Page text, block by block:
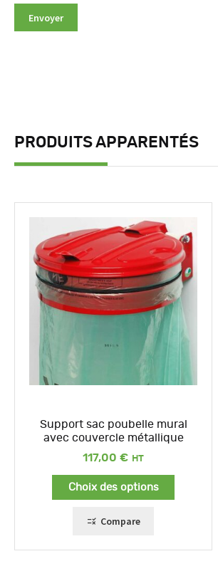
PRODUITS APPARENTÉS
Support sac poubelle mural
avec couvercle métallique
117,00 €
Choix des options
Compare